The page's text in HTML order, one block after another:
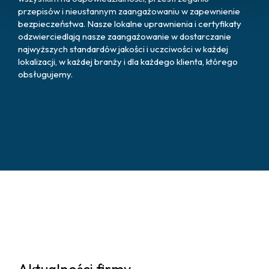
przepisów i nieustannym zaangażowaniu w zapewnienie
bezpieczeństwa. Nasze lokalne uprawnienia i certyfikaty
odzwierciedlają nasze zaangażowanie w dostarczanie
najwyższych standardów jakości i uczciwości w każdej
lokalizacji, w każdej branży i dla każdego klienta, którego
obsługujemy.